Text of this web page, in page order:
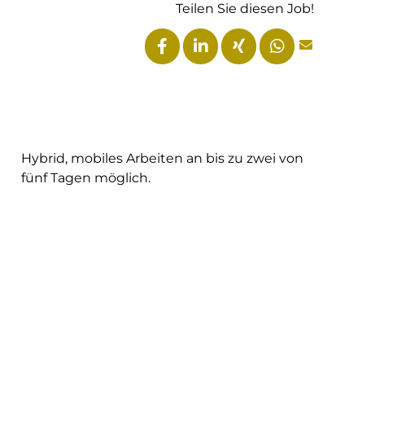
Teilen Sie diesen Job!
Hybrid, mobiles Arbeiten an bis zu zwei von
fünf Tagen möglich.